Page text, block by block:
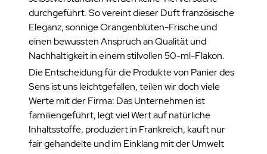
durchgeführt. So vereint dieser Duft französische
Eleganz, sonnige Orangenblüten-Frische und
einen bewussten Anspruch an Qualität und
Nachhaltigkeit in einem stilvollen 50-ml-Flakon.
Die Entscheidung für die Produkte von Panier des
Sens ist uns leichtgefallen, teilen wir doch viele
Werte mit der Firma: Das Unternehmen ist
familiengeführt, legt viel Wert auf natürliche
Inhaltsstoffe, produziert in Frankreich, kauft nur
fair gehandelte und im Einklang mit der Umwelt